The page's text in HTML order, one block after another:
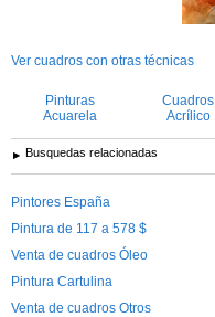
Ver cuadros con otras técnicas
Pinturas
Acuarela
Cuadros
Acrílico
Busquedas relacionadas
Pintores España
Pintura de 117 a 578 $
Venta de cuadros Óleo
Pintura Cartulina
Venta de cuadros Otros